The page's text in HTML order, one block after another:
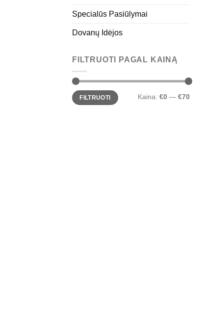
Specialūs Pasiūlymai
Dovanų Idėjos
FILTRUOTI PAGAL KAINĄ
Min
kaina
Maks
kainaFILTRUOTI Kaina: €0 — €70